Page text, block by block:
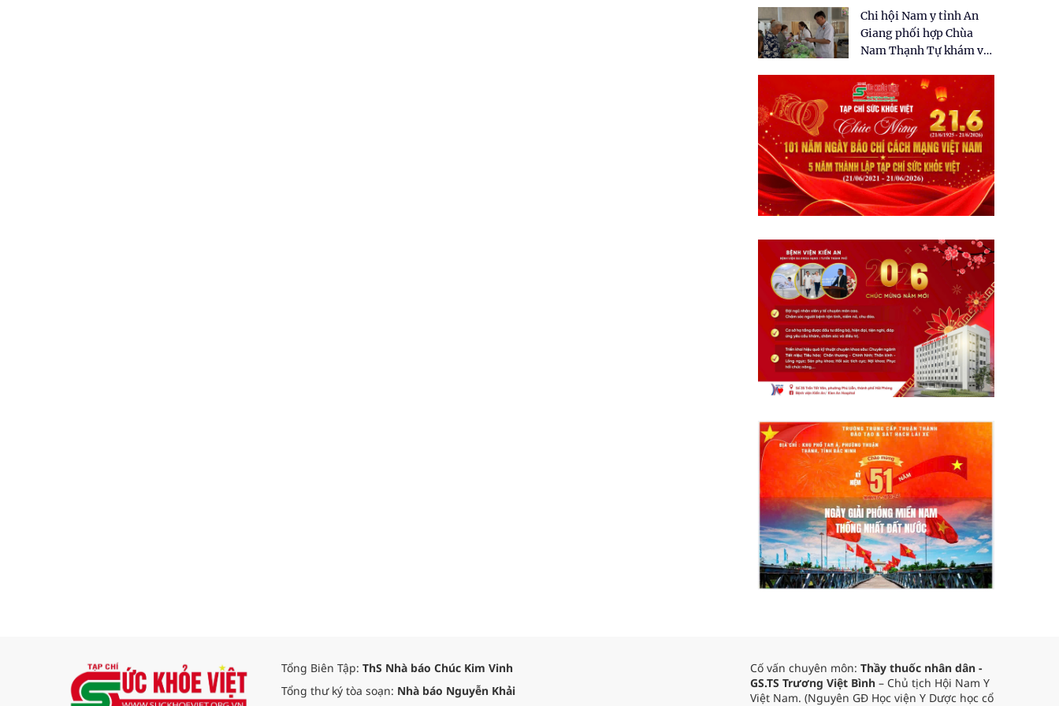
dân tại xã Tân Tập
Chi hội Nam y tỉnh An
Giang phối hợp Chùa
Nam Thạnh Tự khám và
nhân dân
Tổng Biên Tập: ThS Nhà báo Chúc Kim Vinh
Tổng thư ký tòa soạn: Nhà báo Nguyễn Khải
Cố vấn chuyên môn: Thầy thuốc nhân dân -
GS.TS Trương Việt Bình – Chủ tịch Hội Nam Y
Việt Nam. (Nguyên GĐ Học viện Y Dược học cổ